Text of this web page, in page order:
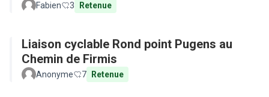
Fabien 3 Retenue
Liaison cyclable Rond point Pugens au
Chemin de Firmis
Anonyme 7 Retenue